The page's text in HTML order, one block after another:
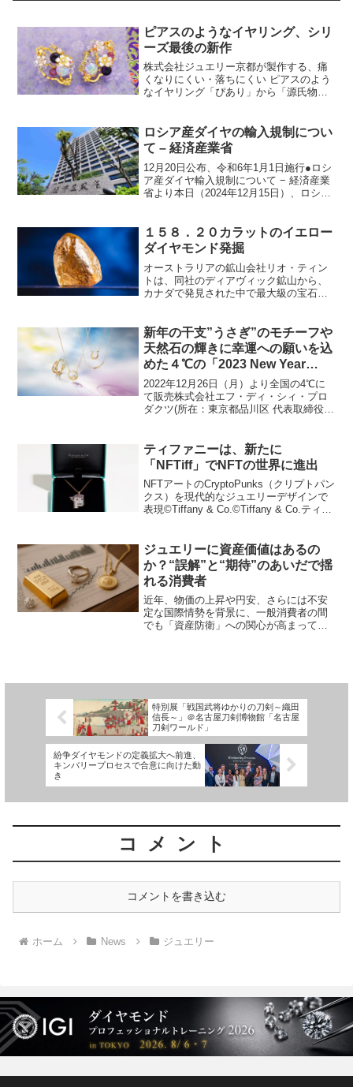
ピアスのようなイヤリング、シリ
ーズ最後の新作
株式会社ジュエリー京都が製作する、痛
くなりにくい・落ちにくい ピアスのよう
なイヤリング「ぴあり」から「源氏物
上」を2022年12月16日(金)から数量限定
で販売いたし...
ロシア産ダイヤの輸入規制につい
て – 経済産業省
12月20日公布、令和6年1月1日施行●ロシ
ア産ダイヤ輸入規制について − 経済産業
省より本日（2024年12月15日）、ロシア
た。 告示改正については、12月20日公...
１５８．２０カラットのイエロー
ダイヤモンド発掘
オーストラリアの鉱山会社リオ・ティン
トは、同社のディアヴィック鉱山から、
カナダで発見された中で最大級の宝石品
カナダ北西準州の北極圏の南200kmに位
置するDiav...
新年の干支”うさぎ”のモチーフや
天然石の輝きに幸運への願いを込
めた４℃の「2023 New Year
Limited Jewelry」 新年のお守
りにぴったりなおみくじパワース
トーンのプレゼントも
2022年12月26日（月）より全国の4℃に
て販売株式会社エフ・ディ・シィ・プロ
ダクツ(所在：東京都品川区 代表取締役社
たニューイヤー限定ジュエリーを2022年
12...
ティファニーは、新たに
「NFTiff」でNFTの世界に進出
NFTアートのCryptoPunks（クリプトパン
クス）を現代的なジュエリーデザインで
表現©Tiffany & Co.©Tiffany & Co.ティフ
た。ブロ...
ジュエリーに資産価値はあるの
か？“誤解”と“期待”のあいだで揺
れる消費者
近年、物価の上昇や円安、さらには不安
定な国際情勢を背景に、一般消費者の間
でも「資産防衛」への関心が高まってい
特別展「戦国武将ゆかりの刀剣～織田
信長～」＠名古屋刀剣博物館「名古屋
刀剣ワールド」
紛争ダイヤモンドの定義拡大へ前進、
キンバリープロセスで合意に向けた動
き
コメント
コメントを書き込む
ホーム News ジュエリー